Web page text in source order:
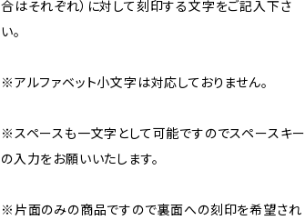
合はそれぞれ）に対して刻印する文字をご記入下さ
い。
※アルファベット小文字は対応しておりません。
※スペースも一文字として可能ですのでスペースキー
の入力をお願いいたします。
※片面のみの商品ですので裏面への刻印を希望され